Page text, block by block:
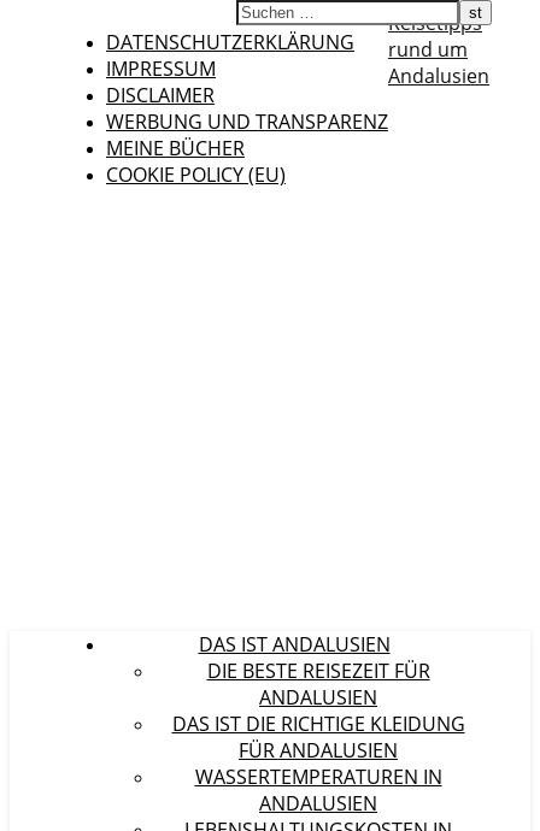
DATENSCHUTZERKLÄRUNG
IMPRESSUM
DISCLAIMER
WERBUNG UND TRANSPARENZ
MEINE BÜCHER
COOKIE POLICY (EU)
Reisetipps
rund um
Andalusien
DAS IST ANDALUSIEN
DIE BESTE REISEZEIT FÜR
ANDALUSIEN
DAS IST DIE RICHTIGE KLEIDUNG
FÜR ANDALUSIEN
WASSERTEMPERATUREN IN
ANDALUSIEN